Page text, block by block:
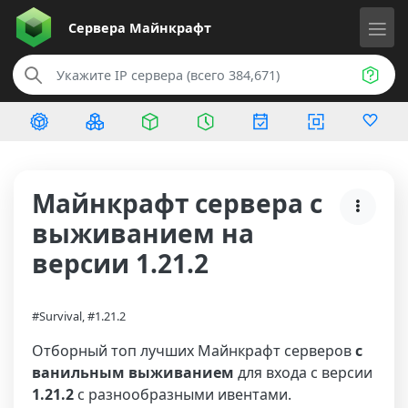
Сервера Майнкрафт
Майнкрафт сервера с
выживанием на
версии 1.21.2
#Survival, #1.21.2
Отборный топ лучших Майнкрафт серверовс
ванильным выживанием для входа с версии
1.21.2 с разнообразными ивентами.